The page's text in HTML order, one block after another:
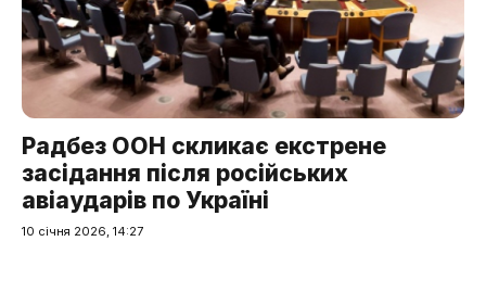
Радбез ООН скликає екстрене
засідання після російських
авіаударів по Україні
10 січня 2026, 14:27